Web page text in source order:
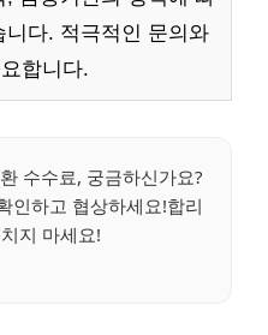
다. 적극적인 문의와
합니다.
수수료, 궁금하신가요?
인하고 협상하세요!합리
지 마세요!